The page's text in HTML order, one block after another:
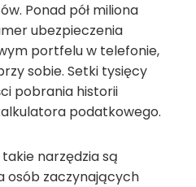
Ponad pół miliona
ubezpieczenia
portfelu w telefonie,
sobie. Setki tysięcy
pobrania historii
podatkowego.
narzędzia są
osób zaczynających